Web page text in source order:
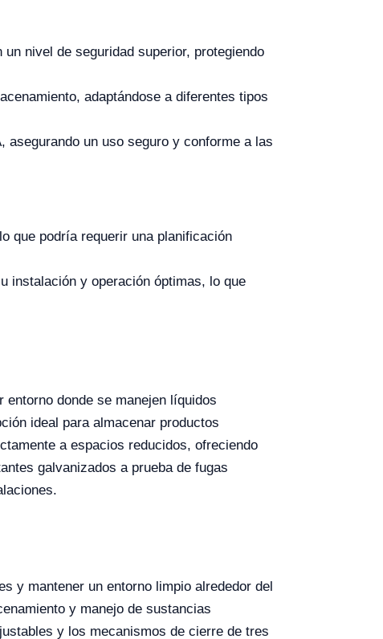
nivel de seguridad superior, protegiendo
adaptándose a diferentes tipos
asegurando un uso seguro y conforme a las
que podría requerir una planificación
instalación y operación óptimas, lo que
donde se manejen líquidos
ideal para almacenar productos
a espacios reducidos, ofreciendo
galvanizados a prueba de fugas
y mantener un entorno limpio alrededor del
y manejo de sustancias
y los mecanismos de cierre de tres